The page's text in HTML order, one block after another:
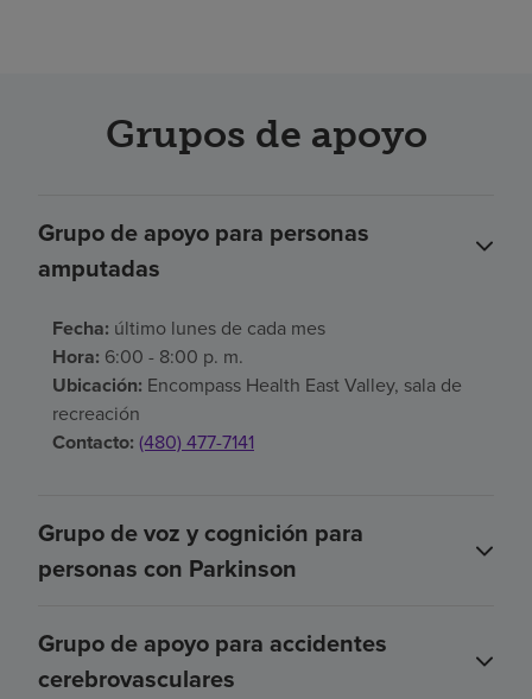
Grupos de apoyo
Grupo de apoyo para personas
amputadas
Fecha: último lunes de cada mes
Hora: 6:00 - 8:00 p. m.
Ubicación: Encompass Health East Valley, sala de
recreación
Contacto: (480) 477-7141
Grupo de voz y cognición para
personas con Parkinson
Grupo de apoyo para accidentes
cerebrovasculares